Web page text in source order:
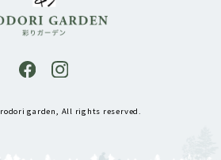
garden, All rights reserved.